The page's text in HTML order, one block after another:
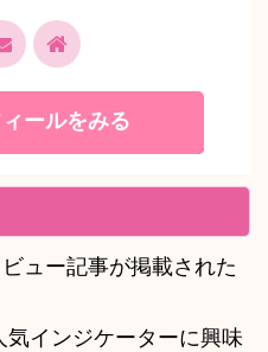
ールをみる
ュー記事が掲載された
インジケーターに興味